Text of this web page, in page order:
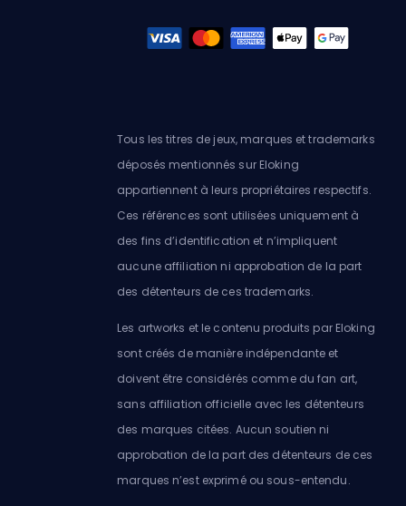
Tous les titres de jeux, marques et trademarks
déposés mentionnés sur Eloking
appartiennent à leurs propriétaires respectifs.
Ces références sont utilisées uniquement à
des fins d’identification et n’impliquent
aucune affiliation ni approbation de la part
des détenteurs de ces trademarks.
Les artworks et le contenu produits par Eloking
sont créés de manière indépendante et
doivent être considérés comme du fan art,
sans affiliation officielle avec les détenteurs
des marques citées. Aucun soutien ni
approbation de la part des détenteurs de ces
marques n’est exprimé ou sous-entendu.